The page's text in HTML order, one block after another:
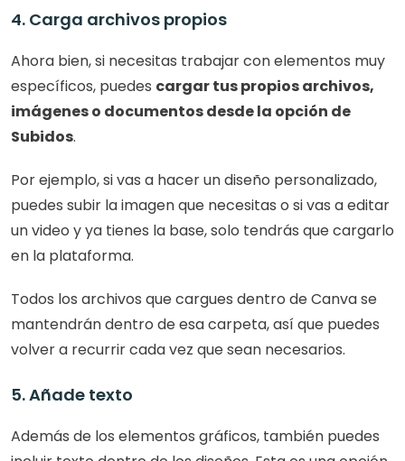
4. Carga archivos propios
Ahora bien, si necesitas trabajar con elementos muy
específicos, puedes cargar tus propios archivos,
imágenes o documentos desde la opción de
Subidos.
Por ejemplo, si vas a hacer un diseño personalizado,
puedes subir la imagen que necesitas o si vas a editar
un video y ya tienes la base, solo tendrás que cargarlo
en la plataforma.
Todos los archivos que cargues dentro de Canva se
mantendrán dentro de esa carpeta, así que puedes
volver a recurrir cada vez que sean necesarios.
5. Añade texto
Además de los elementos gráficos, también puedes